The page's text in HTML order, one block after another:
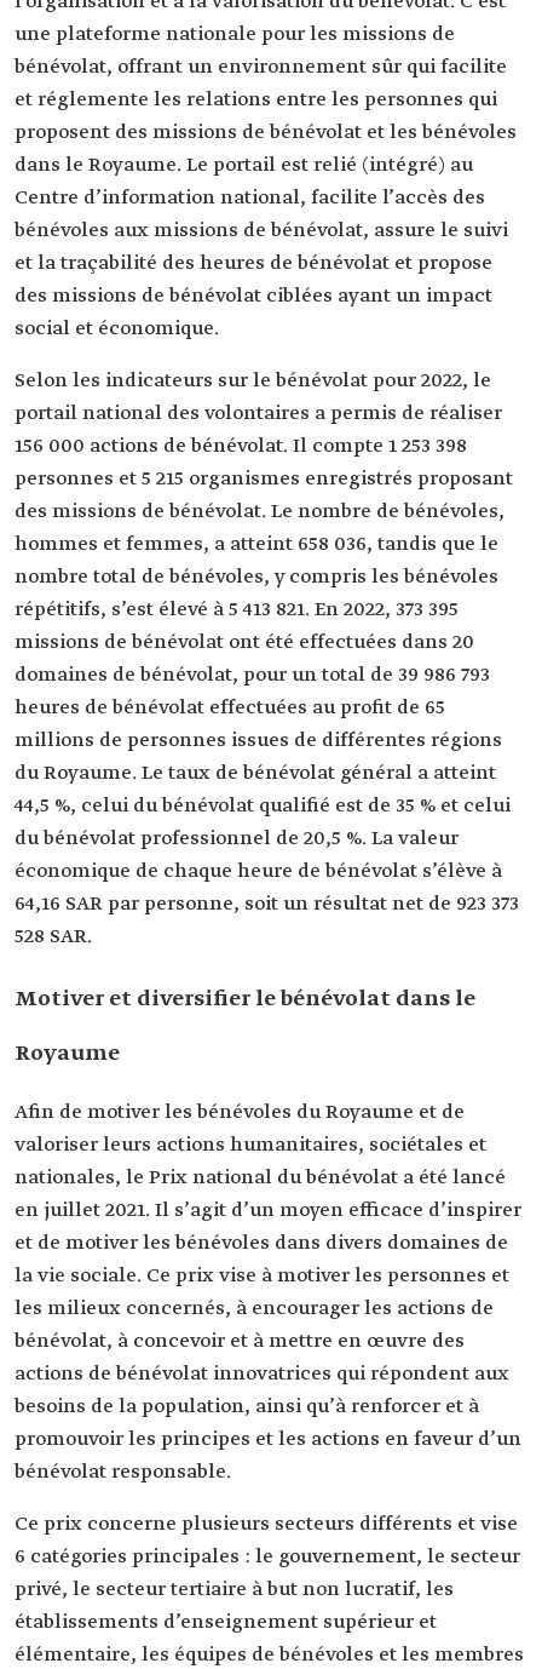
une plateforme nationale pour les missions de
bénévolat, offrant un environnement sûr qui facilite
et réglemente les relations entre les personnes qui
proposent des missions de bénévolat et les bénévoles
dans le Royaume. Le portail est relié (intégré) au
Centre d’information national, facilite l’accès des
bénévoles aux missions de bénévolat, assure le suivi
et la traçabilité des heures de bénévolat et propose
des missions de bénévolat ciblées ayant un impact
social et économique.
Selon les indicateurs sur le bénévolat pour 2022, le
portail national des volontaires a permis de réaliser
156 000 actions de bénévolat. Il compte 1 253 398
personnes et 5 215 organismes enregistrés proposant
des missions de bénévolat. Le nombre de bénévoles,
hommes et femmes, a atteint 658 036, tandis que le
nombre total de bénévoles, y compris les bénévoles
répétitifs, s’est élevé à 5 413 821. En 2022, 373 395
missions de bénévolat ont été effectuées dans 20
domaines de bénévolat, pour un total de 39 986 793
heures de bénévolat effectuées au profit de 65
millions de personnes issues de différentes régions
du Royaume. Le taux de bénévolat général a atteint
44,5 %, celui du bénévolat qualifié est de 35 % et celui
du bénévolat professionnel de 20,5 %. La valeur
économique de chaque heure de bénévolat s’élève à
64,16 SAR par personne, soit un résultat net de 923 373
528 SAR.
Motiver et diversifier le bénévolat dans le
Royaume
Afin de motiver les bénévoles du Royaume et de
valoriser leurs actions humanitaires, sociétales et
nationales, le Prix national du bénévolat a été lancé
en juillet 2021. Il s’agit d’un moyen efficace d’inspirer
et de motiver les bénévoles dans divers domaines de
la vie sociale. Ce prix vise à motiver les personnes et
les milieux concernés, à encourager les actions de
bénévolat, à concevoir et à mettre en œuvre des
actions de bénévolat innovatrices qui répondent aux
besoins de la population, ainsi qu’à renforcer et à
promouvoir les principes et les actions en faveur d’un
bénévolat responsable.
Ce prix concerne plusieurs secteurs différents et vise
6 catégories principales : le gouvernement, le secteur
privé, le secteur tertiaire à but non lucratif, les
établissements d’enseignement supérieur et
élémentaire, les équipes de bénévoles et les membres